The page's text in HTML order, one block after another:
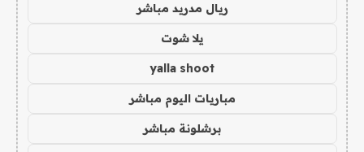
ريال مدريد مباشر
يلا شوت
yalla shoot
مباريات اليوم مباشر
برشلونة مباشر